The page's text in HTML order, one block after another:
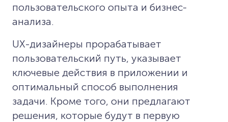
пользовательского опыта и бизнес-
анализа.
UX-дизайнеры прорабатывает
пользовательский путь, указывает
ключевые действия в приложении и
оптимальный способ выполнения
задачи. Кроме того, они предлагают
решения, которые будут в первую